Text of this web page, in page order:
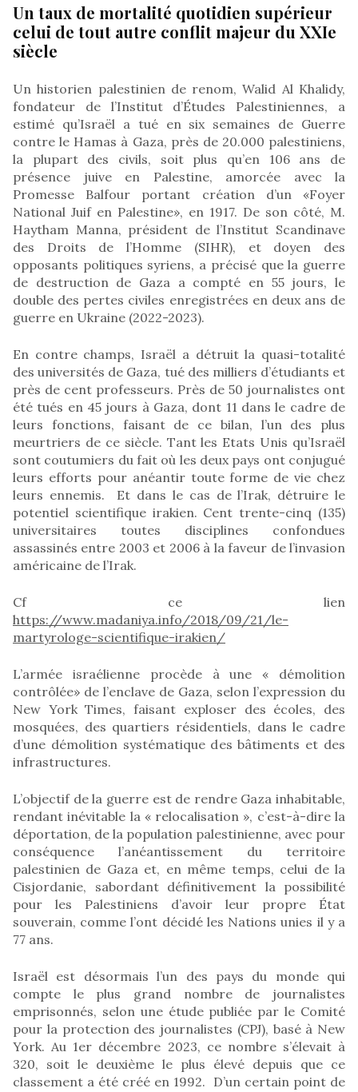
Un taux de mortalité quotidien supérieur
celui de tout autre conflit majeur du XXIe
siècle
Un historien palestinien de renom, Walid Al Khalidy,
fondateur de l’Institut d’Études Palestiniennes, a
estimé qu’Israël a tué en six semaines de Guerre
contre le Hamas à Gaza, près de 20.000 palestiniens,
la plupart des civils, soit plus qu’en 106 ans de
présence juive en Palestine, amorcée avec la
Promesse Balfour portant création d’un «Foyer
National Juif en Palestine», en 1917. De son côté, M.
Haytham Manna, président de l’Institut Scandinave
des Droits de l’Homme (SIHR), et doyen des
opposants politiques syriens, a précisé que la guerre
de destruction de Gaza a compté en 55 jours, le
double des pertes civiles enregistrées en deux ans de
guerre en Ukraine (2022-2023).
En contre champs, Israël a détruit la quasi-totalité
des universités de Gaza, tué des milliers d’étudiants et
près de cent professeurs. Près de 50 journalistes ont
été tués en 45 jours à Gaza, dont 11 dans le cadre de
leurs fonctions, faisant de ce bilan, l’un des plus
meurtriers de ce siècle. Tant les Etats Unis qu’Israël
sont coutumiers du fait où les deux pays ont conjugué
leurs efforts pour anéantir toute forme de vie chez
leurs ennemis. Et dans le cas de l’Irak, détruire le
potentiel scientifique irakien. Cent trente-cinq (135)
universitaires toutes disciplines confondues
assassinés entre 2003 et 2006 à la faveur de l’invasion
américaine de l’Irak.
Cf ce lien
https://www.madaniya.info/2018/09/21/le-
martyrologe-scientifique-irakien/
L’armée israélienne procède à une « démolition
contrôlée» de l’enclave de Gaza, selon l’expression du
New York Times, faisant exploser des écoles, des
mosquées, des quartiers résidentiels, dans le cadre
d’une démolition systématique des bâtiments et des
infrastructures.
L’objectif de la guerre est de rendre Gaza inhabitable,
rendant inévitable la « relocalisation », c’est-à-dire la
déportation, de la population palestinienne, avec pour
conséquence l’anéantissement du territoire
palestinien de Gaza et, en même temps, celui de la
Cisjordanie, sabordant définitivement la possibilité
pour les Palestiniens d’avoir leur propre État
souverain, comme l’ont décidé les Nations unies il y a
77 ans.
Israël est désormais l’un des pays du monde qui
compte le plus grand nombre de journalistes
emprisonnés, selon une étude publiée par le Comité
pour la protection des journalistes (CPJ), basé à New
York. Au 1er décembre 2023, ce nombre s’élevait à
320, soit le deuxième le plus élevé depuis que ce
classement a été créé en 1992. D’un certain point de